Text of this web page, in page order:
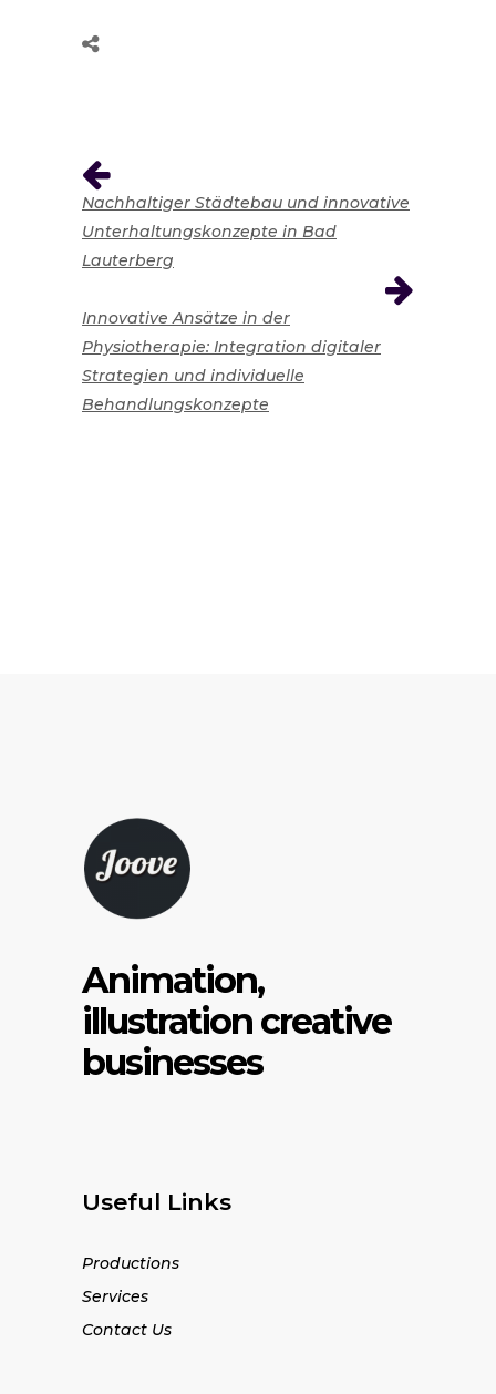
Nachhaltiger Städtebau und innovative
Unterhaltungskonzepte in Bad
Lauterberg
Innovative Ansätze in der
Physiotherapie: Integration digitaler
Strategien und individuelle
Behandlungskonzepte
Animation,
illustration creative
businesses
Useful Links
Productions
Services
Contact Us